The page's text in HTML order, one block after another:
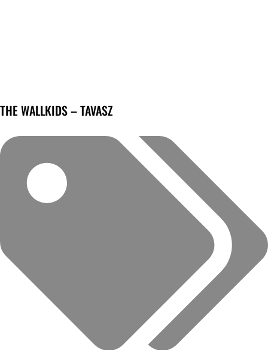
THE WALLKIDS – TAVASZ